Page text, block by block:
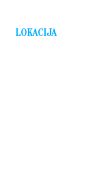
LOKACIJA